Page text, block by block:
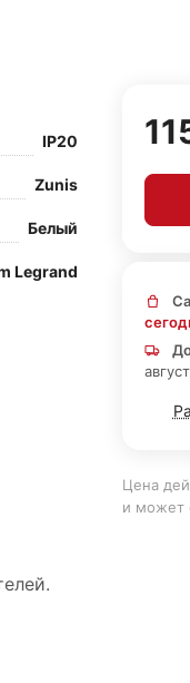
IP20
Zunis
Белый
Legrand
Цена
и может